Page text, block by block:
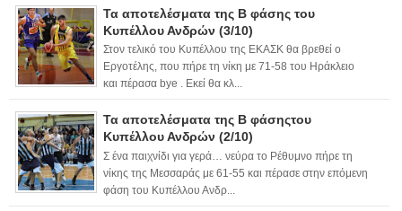
Τα αποτελέσματα της Β φάσης του
Κυπέλλου Ανδρών (3/10)
Στον τελικό του Κυπέλλου της ΕΚΑΣΚ θα βρεθεί ο
Εργοτέλης, που πήρε τη νίκη με 71-58 του Ηράκλειο
και πέρασα bye . Εκεί θα κλ...
Τα αποτελέσματα της Β φάσηςτου
Κυπέλλου Ανδρών (2/10)
Σ ένα παιχνίδι για γερά… νεύρα το Ρέθυμνο πήρε τη
νίκης της Μεσσαράς με 61-55 και πέρασε στην επόμενη
φάση του Κυπέλλου Ανδρ...